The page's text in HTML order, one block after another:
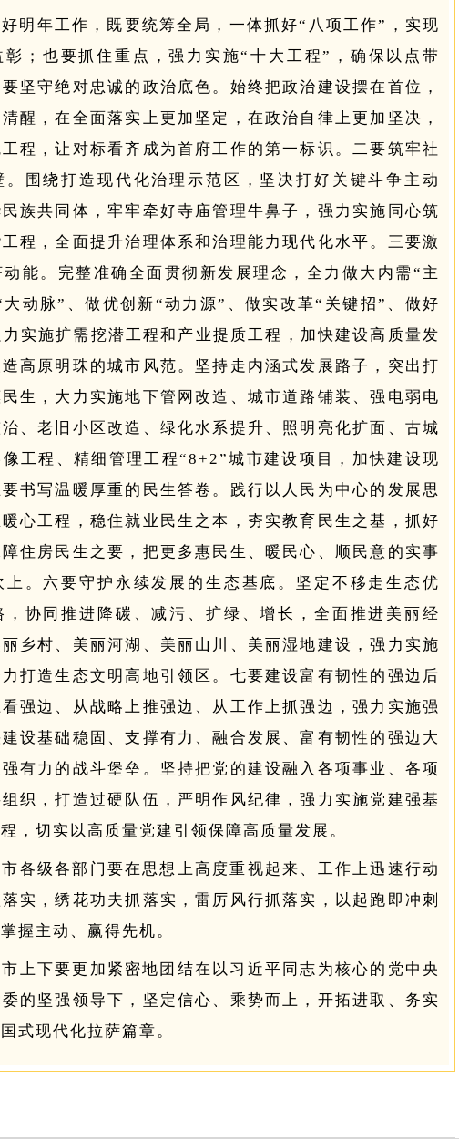
明年工作，既要统筹全局，一体抓好“八项工作”，实现
；也要抓住重点，强力实施“十大工程”，确保以点带
坚守绝对忠诚的政治底色。 始终把政治建设摆在首位，
醒，在全面落实上更加坚定，在政治自律上更加坚决，
程 ，让对标看齐成为首府工作的第一标识。二要筑牢社
围绕打造现代化治理示范区，坚决打好关键斗争主动
族共同体，牢牢牵好寺庙管理牛鼻子， 强力实施同心筑
程 ，全面提升治理体系和治理能力现代化水平。 三要激
能。 完整准确全面贯彻新发展理念，全力做大内需“主
动脉”、做优创新“动力源”、做实改革“关键招”、做好
力实施扩需挖潜工程和产业提质工程 ，加快建设高质量发
高原明珠的城市风范。 坚持走内涵式发展路子，突出打
生，大力实施地下管网改造、城市道路铺装、强电弱电
、老旧小区改造、绿化水系提升、照明亮化扩面、古城
工程、精细管理工程“8+2”城市建设项目，加快建设现
书写温暖厚重的民生答卷。 践行以人民为中心的发展思
心工程，稳住就业民生之本，夯实教育民生之基，抓好
住房民生之要，把更多惠民生、暖民心、顺民意的实事
。 六要守护永续发展的生态基底。 坚定不移走生态优
，协同推进降碳、减污、扩绿、增长，全面推进美丽经
乡村、美丽河湖、美丽山川、美丽湿地建设，强力实施
力打造生态文明高地引领区。 七要建设富有韧性的强边后
强边、从战略上推强边、从工作上抓强边，强力实施强
建设基础稳固、支撑有力、融合发展、富有韧性的强边大
有力的战斗堡垒。 坚持把党的建设融入各项事业、各项
织，打造过硬队伍，严明作风纪律，强力实施党建强基
，切实以高质量党建引领保障高质量发展。
市各级各部门要在思想上高度重视起来、工作上迅速行动
实，绣花功夫抓落实，雷厉风行抓落实，以起跑即冲刺
握主动、赢得先机。
市上下要更加紧密地团结在以习近平同志为核心的党中央
的坚强领导下，坚定信心、乘势而上，开拓进取、务实
式现代化拉萨篇章。